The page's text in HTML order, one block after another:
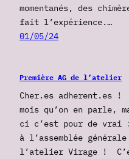
momentanés, des
fait l’expérience.…
01/05/24
Première AG de l’atelier
Cher.es adherent.es
mois qu’on en parle,
ci c’est pour de vrai
à l’assemblée
l’atelier Virage !